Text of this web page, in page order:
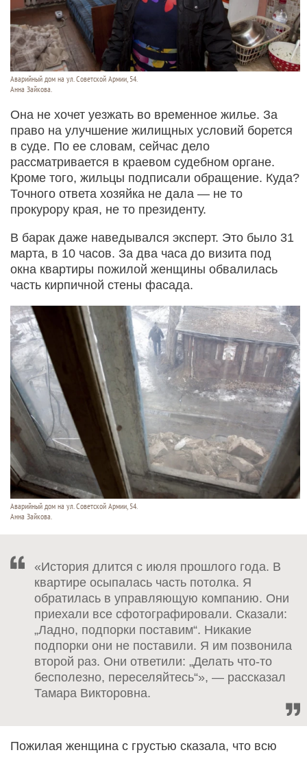
Аварийный дом на ул. Советской Армии, 54.
Анна Зайкова.
Она не хочет уезжать во временное жилье. За
право на улучшение жилищных условий борется
в суде. По ее словам, сейчас дело
рассматривается в краевом судебном органе.
Кроме того, жильцы подписали обращение. Куда?
Точного ответа хозяйка не дала — не то
прокурору края, не то президенту.
В барак даже наведывался эксперт. Это было 31
марта, в 10 часов. За два часа до визита под
окна квартиры пожилой женщины обвалилась
часть кирпичной стены фасада.
Аварийный дом на ул. Советской Армии, 54.
Анна Зайкова.
«История длится с июля прошлого года. В
квартире осыпалась часть потолка. Я
обратилась в управляющую компанию. Они
приехали все сфотографировали. Сказали:
„Ладно, подпорки поставим“. Никакие
подпорки они не поставили. Я им позвонила
второй раз. Они ответили: „Делать что-то
бесполезно, переселяйтесь“», — рассказал
Тамара Викторовна.
Пожилая женщина с грустью сказала, что всю